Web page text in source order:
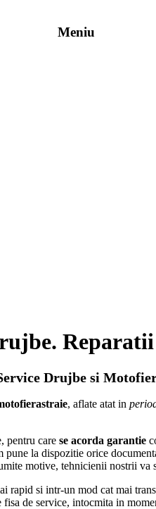
Meniu
Drujbe si
, aflate atat in
pentru care se acorda garantie
la dispozitie orice
motive, tehnicienii nostrii va
rapid si intr-un mod cat mai
de service, intocmita in